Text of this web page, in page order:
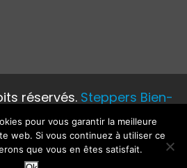
réservés. Steppers Bien-
être
pour vous garantir la meilleure
web. Si vous continuez à utiliser ce
que vous en êtes satisfait.